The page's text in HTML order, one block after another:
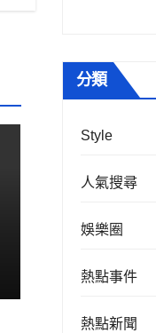
分類
Style
人氣搜尋
娛樂圈
熱點事件
熱點新聞